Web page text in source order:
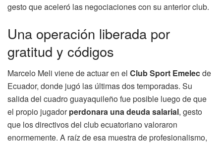
gesto que aceleró las negociaciones con su anterior club.
Una operación liberada por
gratitud y códigos
Marcelo Meli viene de actuar en el Club Sport Emelecde
Ecuador, donde jugó las últimas dos temporadas. Su
salida del cuadro guayaquileño fue posible luego de que
el propio jugadorperdonara una deuda salarial, gesto
que los directivos del club ecuatoriano valoraron
enormemente. A raíz de esa muestra de profesionalismo,